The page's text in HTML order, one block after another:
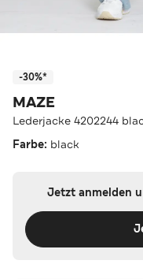
-30%*
MAZE
Lederjacke 4202244
Farbe: black
Jetzt anmelden